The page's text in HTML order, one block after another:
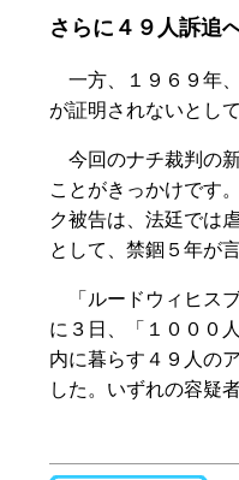
さらに４９人訴追
一方、１９６９年
が証明されないとし
今回のナチ裁判の
ことがきっかけです
ク被告は、法廷では
として、禁錮５年が
「ルードウィヒス
に３日、「１０００
内に暮らす４９人の
した。いずれの容疑